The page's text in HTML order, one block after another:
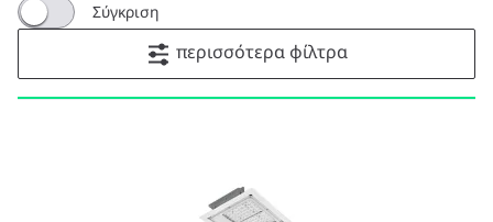
Σύγκριση
περισσότερα φίλτρα